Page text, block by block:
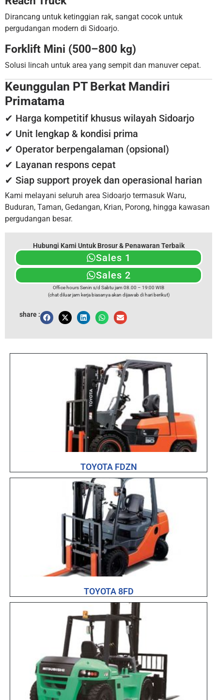
Dirancang untuk ketinggian rak, sangat cocok untuk
pergudangan modern di Sidoarjo.
Forklift Mini (500–800 kg)
Solusi lincah untuk area yang sempit dan manuver cepat.
Keunggulan PT Berkat Mandiri
Primatama
✔ Harga kompetitif khusus wilayah Sidoarjo
✔ Unit lengkap & kondisi prima
✔ Operator berpengalaman (opsional)
✔ Layanan respons cepat
✔ Siap support proyek dan operasional harian
Kami melayani seluruh area Sidoarjo termasuk Waru,
Buduran, Taman, Gedangan, Krian, Porong, hingga kawasan
pergudangan besar.
Hubungi Kami Untuk Brosur & Penawaran Terbaik
Sales 1
Sales 2
Office hours Senin s/d Sabtu jam 08.00 – 19:00 WIB
(chat diluar jam kerja biasanya akan dijawab di hari berikut)
share :
TOYOTA FDZN
TOYOTA 8FD